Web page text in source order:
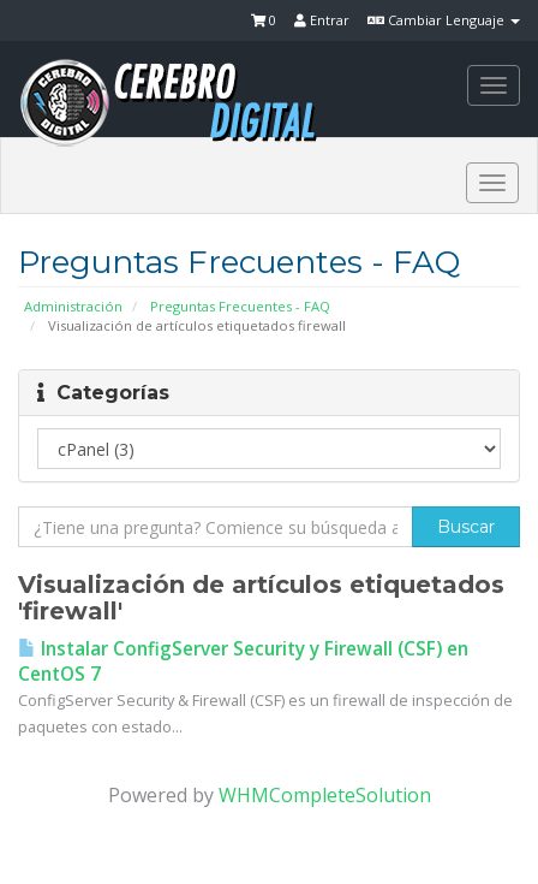
Cambiar Lenguaje
Entrar
0
Preguntas Frecuentes - FAQ
Administración
Preguntas Frecuentes - FAQ
Visualización de artículos etiquetados firewall
Categorías
Visualización de artículos etiquetados
'firewall'
Instalar ConfigServer Security y Firewall (CSF) en
CentOS 7
ConfigServer Security & Firewall (CSF) es un firewall de inspección de
paquetes con estado...
Powered byWHMCompleteSolution